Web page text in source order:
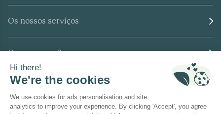
Os nossos serviços
Quem somos?
Onde encontrar-nos?